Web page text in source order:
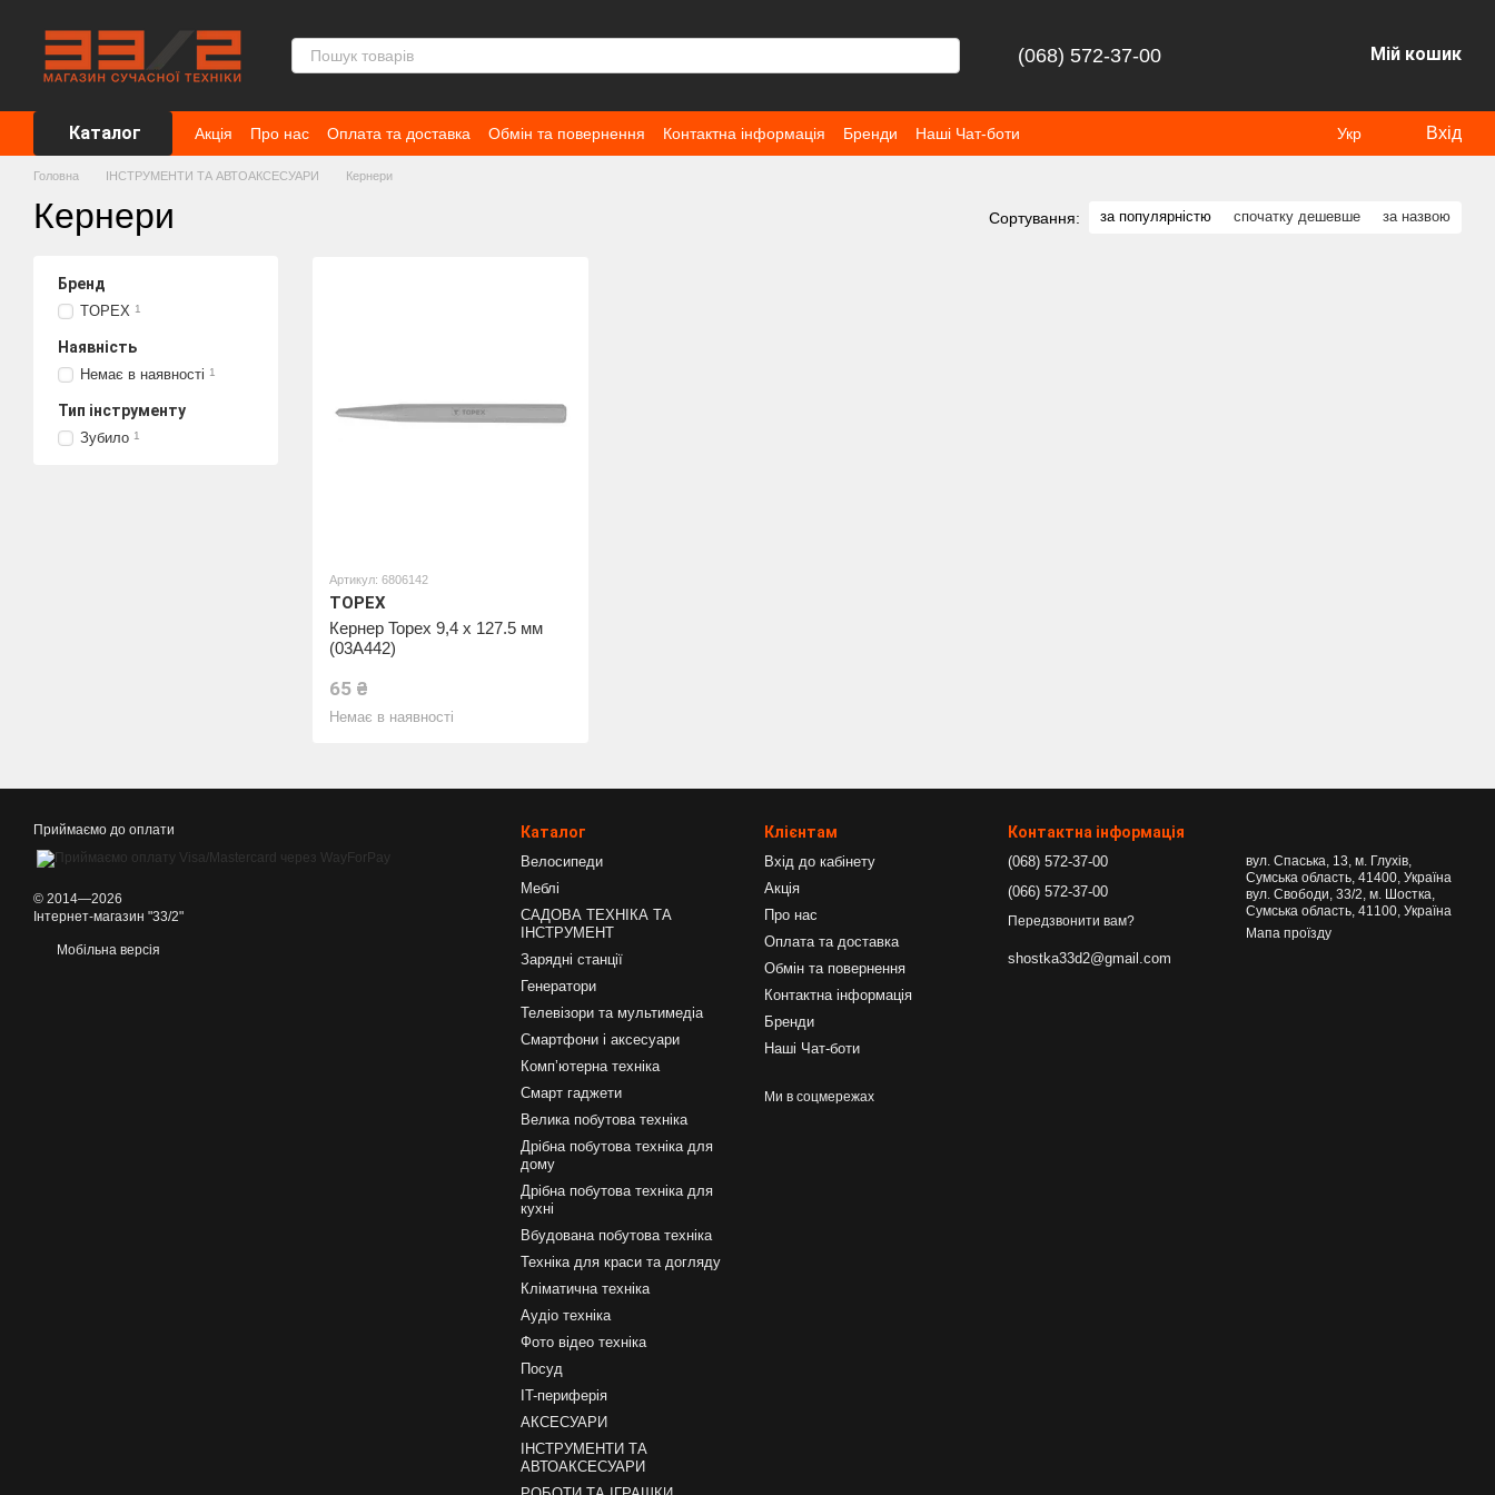
(068) 572-37-00 Мій кошик
Каталог Акція Про нас Оплата та доставка Обмін та повернення Контактна інформація Бренди Наші Чат-боти Укр Вхід
Головна ІНСТРУМЕНТИ ТА АВТОАКСЕСУАРИ Кернери
Кернери Сортування: за популярністю спочатку дешевше за назвою
Артикул: 6806142
TOPEX
Кернер Topex 9,4 х 127.5 мм
(03A442)
65 ₴
Немає в наявності
Бренд
TOPEX 1
Наявність
Немає в наявності 1
Тип інструменту
Зубило 1
Приймаємо до оплати
© 2014—2026
Інтернет-магазин "33/2"
Мобільна версія
Каталог
Велосипеди
Меблі
САДОВА ТЕХНІКА ТА
ІНСТРУМЕНТ
Зарядні станції
Генератори
Телевізори та мультимедіа
Смартфони і аксесуари
Компʼютерна техніка
Смарт гаджети
Велика побутова техніка
Дрібна побутова техніка для
дому
Дрібна побутова техніка для
кухні
Вбудована побутова техніка
Техніка для краси та догляду
Кліматична техніка
Аудіо техніка
Фото відео техніка
Посуд
IT-периферія
АКСЕСУАРИ
ІНСТРУМЕНТИ ТА
АВТОАКСЕСУАРИ
Клієнтам
Вхід до кабінету
Акція
Про нас
Оплата та доставка
Обмін та повернення
Контактна інформація
Бренди
Наші Чат-боти
Ми в соцмережах
Контактна інформація
(068) 572-37-00
(066) 572-37-00
Передзвонити вам?
shostka33d2@gmail.com
вул. Спаська, 13, м. Глухів,
Сумська область, 41400, Україна
вул. Свободи, 33/2, м. Шостка,
Сумська область, 41100, Україна
Мапа проїзду